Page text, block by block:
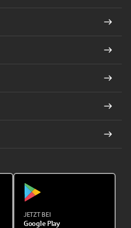
JETZT BEI
Google Play